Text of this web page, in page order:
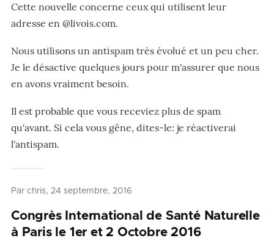
Cette nouvelle concerne ceux qui utilisent leur
adresse en @livois.com.
Nous utilisons un antispam très évolué et un peu cher.
Je le désactive quelques jours pour m'assurer que nous
en avons vraiment besoin.
Il est probable que vous receviez plus de spam
qu'avant. Si cela vous gêne, dites-le: je réactiverai
l'antispam.
Par chris, 24 septembre, 2016
Congrès International de Santé Naturelle
à Paris le 1er et 2 Octobre 2016